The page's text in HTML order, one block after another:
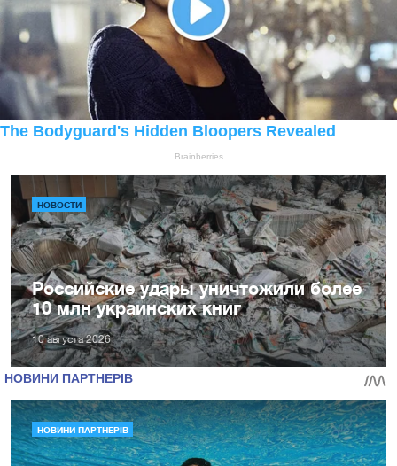
НОВОСТИ
Российские удары уничтожили более
10 млн украинских книг
10 августа 2026